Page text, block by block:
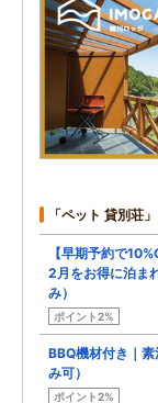
「ペット 貸別荘
【早期予約で
2月をお得に泊ま
み）
ポイント2%
BBQ機材付き｜
み可）
ポイント2%